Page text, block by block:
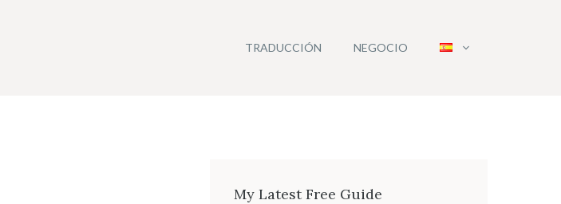
TRADUCCIÓN NEGOCIO
My Latest Free Guide